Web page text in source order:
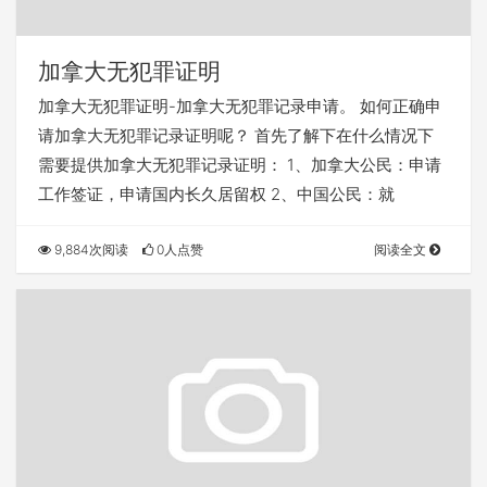
加拿大无犯罪证明
加拿大无犯罪证明-加拿大无犯罪记录申请。 如何正确申
请加拿大无犯罪记录证明呢？ 首先了解下在什么情况下
需要提供加拿大无犯罪记录证明： 1、加拿大公民：申请
工作签证，申请国内长久居留权 2、中国公民：就
9,884次阅读 0人点赞 阅读全文